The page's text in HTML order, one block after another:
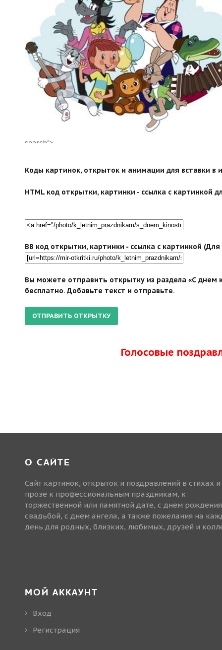
search">
Коды картинок, открыток и анимации для вставки в
HTML код открытки, картинки - ссылка с картинкой
BB код открытки, картинки - ссылка с картинкой
Вы можете отправить открытку из раздела «С
бесплатно. Добавьте текст и отправьте.
Голосовые
О САЙТЕ
Сайт картинок, открыток и поздравлений в стихах и
прозе к профессиональным праздникам, к
торжественной или памятной дате, с днем
свадьбой, с днем ангела, а также пожелания на
день для родных, близких, любимых, друзей и
МОЙ АККАУНТ
Вход
Регистрация